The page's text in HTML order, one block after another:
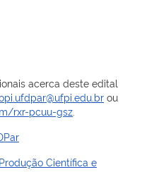
acerca deste edital
ou
rxr-pcuu-gsz
Científica e